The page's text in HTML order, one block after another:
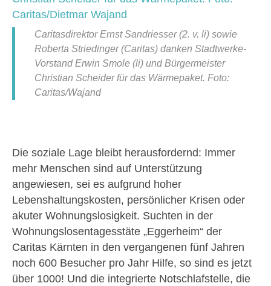
Caritasdirektor Ernst Sandriesser (2. v. li) sowie
Roberta Striedinger (Caritas) danken Stadtwerke-
Vorstand Erwin Smole (li) und Bürgermeister
Christian Scheider für das Wärmepaket. Foto:
Caritas/Wajand
Die soziale Lage bleibt herausfordernd: Immer
mehr Menschen sind auf Unterstützung
angewiesen, sei es aufgrund hoher
Lebenshaltungskosten, persönlicher Krisen oder
akuter Wohnungslosigkeit. Suchten in der
Wohnungslosentagesstäte „Eggerheim“ der
Caritas Kärnten in den vergangenen fünf Jahren
noch 600 Besucher pro Jahr Hilfe, so sind es jetzt
über 1000! Und die integrierte Notschlafstelle, die